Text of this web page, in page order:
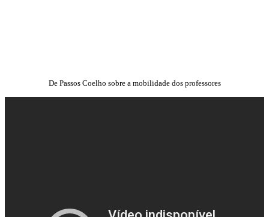
De Passos Coelho sobre a mobilidade dos professores